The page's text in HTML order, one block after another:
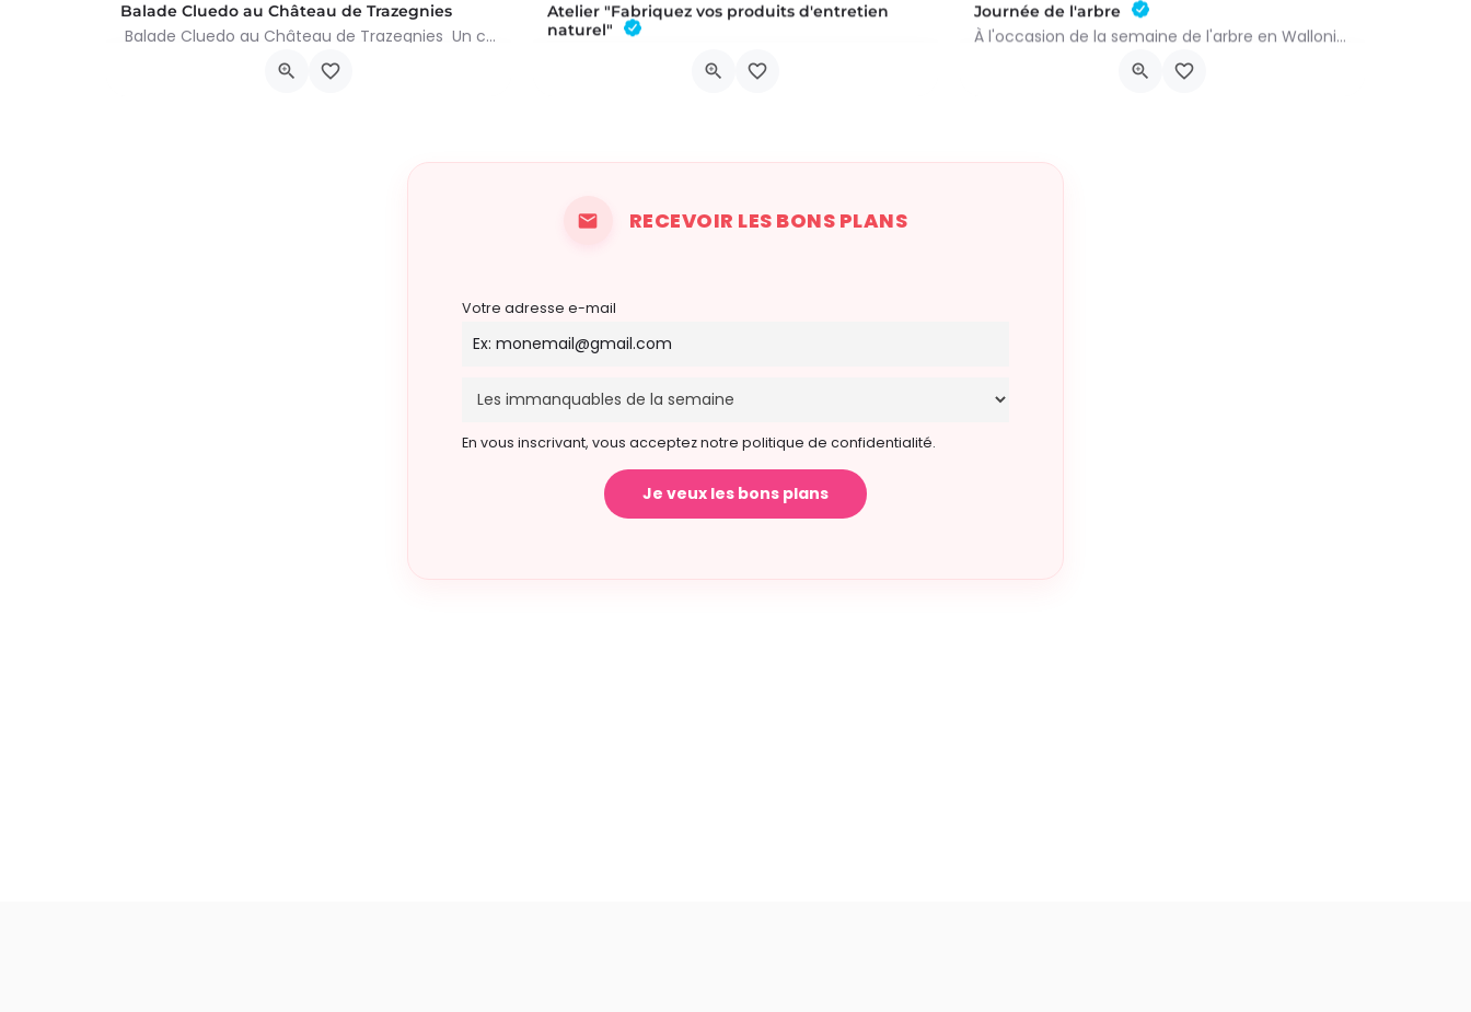
Balade Cluedo au Château de Trazegnies
Balade Cluedo au Château de Trazegnies Un crime a été commis au Château de Trazegnies… À vous de résoudre…
Place Albert Ier, Courcelles
Atelier "Fabriquez vos produits d'entretien
naturel"
Journée de l'arbre
À l'occasion de la semaine de l'arbre en Wallonie, nous vous proposons l'annuelle distribution gratuite des…
RECEVOIR LES BONS PLANS
Votre adresse e-mail
En vous inscrivant, vous acceptez notre politique de confidentialité.